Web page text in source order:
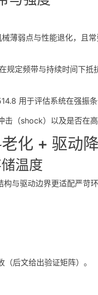
薄弱点与性能退化，且
定频带与持续时间下抵
用于评估系统在强振条
（shock）以及是否在高
化 + 驱动
温度
与驱动边界更适配严苛环
后文给出验证矩阵）。